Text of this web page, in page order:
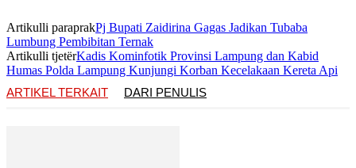
Artikulli paraprakPj Bupati Zaidirina Gagas Jadikan Tubaba
Lumbung Pembibitan Ternak
Artikulli tjetërKadis Kominfotik Provinsi Lampung dan Kabid
Humas Polda Lampung Kunjungi Korban Kecelakaan Kereta Api
ARTIKEL TERKAIT
DARI PENULIS